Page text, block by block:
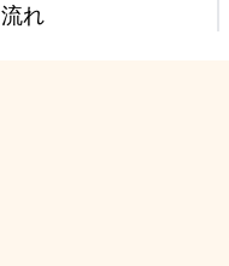
流れ